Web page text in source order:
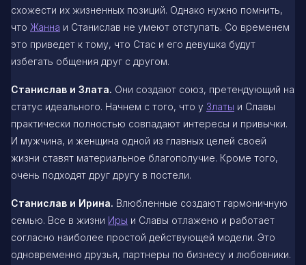
схожести их жизненных позиций. Однако нужно помнить,
что Жанна и Станислав не умеют отступать. Со временем
это приведет к тому, что Стас и его девушка будут
избегать общения друг с другом.
Станислав и Злата. Они создают союз, претендующий на
статус идеального. Начнем с того, что у Златы и Славы
практически полностью совпадают интересы и привычки.
И мужчина, и женщина одной из главных целей своей
жизни ставят материальное благополучие. Кроме того,
очень подходят друг другу в постели.
Станислав и Ирина. Влюбленные создают гармоничную
семью. Все в жизни Иры и Славы отлажено и работает
согласно наиболее простой действующей модели. Это
одновременно друзья, партнеры по бизнесу и любовники.